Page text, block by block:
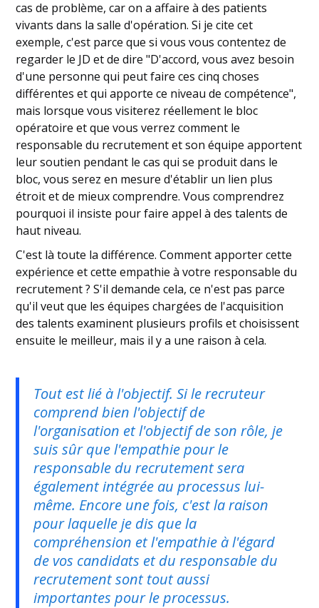
cas de problème, car on a affaire à des patients
vivants dans la salle d'opération. Si je cite cet
exemple, c'est parce que si vous vous contentez de
regarder le JD et de dire "D'accord, vous avez besoin
d'une personne qui peut faire ces cinq choses
différentes et qui apporte ce niveau de compétence",
mais lorsque vous visiterez réellement le bloc
opératoire et que vous verrez comment le
responsable du recrutement et son équipe apportent
leur soutien pendant le cas qui se produit dans le
bloc, vous serez en mesure d'établir un lien plus
étroit et de mieux comprendre. Vous comprendrez
pourquoi il insiste pour faire appel à des talents de
haut niveau.
C'est là toute la différence. Comment apporter cette
expérience et cette empathie à votre responsable du
recrutement ? S'il demande cela, ce n'est pas parce
qu'il veut que les équipes chargées de l'acquisition
des talents examinent plusieurs profils et choisissent
ensuite le meilleur, mais il y a une raison à cela.
Tout est lié à l'objectif. Si le recruteur
comprend bien l'objectif de
l'organisation et l'objectif de son rôle, je
suis sûr que l'empathie pour le
responsable du recrutement sera
également intégrée au processus lui-
même. Encore une fois, c'est la raison
pour laquelle je dis que la
compréhension et l'empathie à l'égard
de vos candidats et du responsable du
recrutement sont tout aussi
importantes pour le processus.